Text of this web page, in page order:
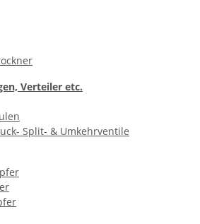
Verteiler etc.
Split- & Umkehrventile